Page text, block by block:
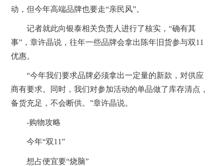
动，但今年高端品牌也要走“亲民风”。
记者就此向银泰相关负责人进行了核实，“确有其
事”，章许晶说，往年一些品牌会拿出陈年旧货参与双11
优惠。
“今年我们要求品牌必须拿出一定量的新款，对供应
商有要求。同时，我们对参加活动的单品做了库存清点，
备货充足，不会断供。”章许晶说。
-购物攻略
今年“双11”
想占便宜要“烧脑”